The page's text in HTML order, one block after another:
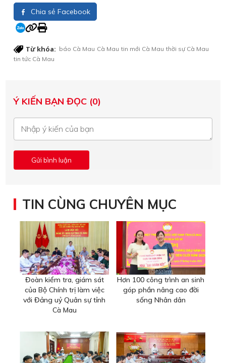
Chia sẻ Facebook
Từ khóa: báo Cà Mau Cà Mau tin mới Cà Mau thời sự Cà Mau
tin tức Cà Mau
Ý KIẾN BẠN ĐỌC (0)
TIN CÙNG CHUYÊN MỤC
Đoàn kiểm tra, giám sát
của Bộ Chính trị làm việc
với Đảng uỷ Quân sự tỉnh
Cà Mau
Hơn 100 công trình an sinh
góp phần nâng cao đời
sống Nhân dân